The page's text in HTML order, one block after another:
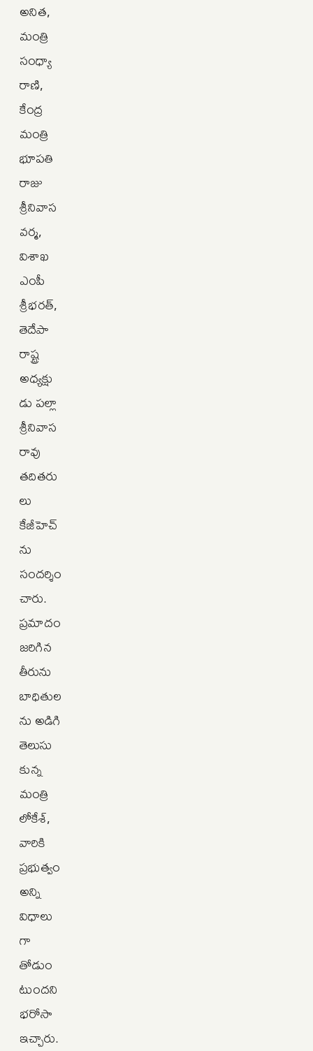
అనిత,
మంత్రి
సంధ్యా
రాణి,
కేంద్ర
మంత్రి
భూపతి
రాజు
శ్రీనివాస
వర్మ,
విశాఖ
ఎంపీ
శ్రీభరత్‌,
తెదేపా
రాష్ట్ర
అధ్యక్షు
డు పల్లా
శ్రీనివాస
రావు
తదితరు
లు
కేజీహెచ్‌
ను
సందర్శిం
చారు.
ప్రమాదం
జరిగిన
తీరును
బాధితుల
ను అడిగి
తెలుసు
కున్న
మంత్రి
లోకేశ్,
వారికి
ప్రభుత్వం
అన్ని
విధాలు
గా
తోడుం
టుందని
భరోసా
ఇచ్చారు.